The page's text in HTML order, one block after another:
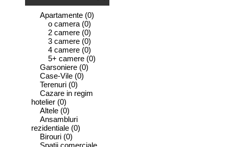
Apartamente (0)
o camera (0)
2 camere (0)
3 camere (0)
4 camere (0)
5+ camere (0)
Garsoniere (0)
Case-Vile (0)
Terenuri (0)
Cazare in regim
hotelier (0)
Altele (0)
Ansambluri
rezidentiale (0)
Birouri (0)
Spatii comerciale